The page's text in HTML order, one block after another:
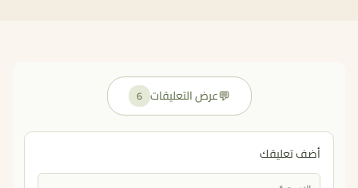
💬عرض التعليقات 6
أضف تعليقك